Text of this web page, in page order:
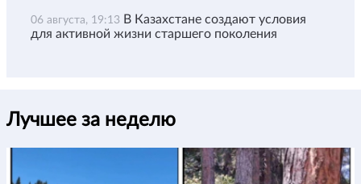
06 августа, 19:13 В Казахстане создают условия
для активной жизни старшего поколения
Лучшее за неделю